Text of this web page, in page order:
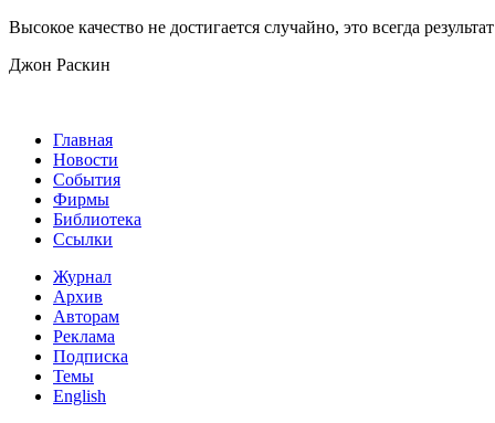
Высокое качество не достигается случайно, это всегда
Джон Раскин
Главная
Новости
События
Фирмы
Библиотека
Ссылки
Журнал
Архив
Авторам
Реклама
Подписка
Темы
English